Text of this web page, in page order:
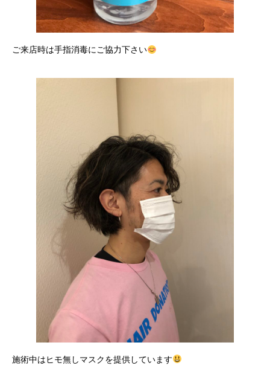
ご来店時は手指消毒にご協力下さい
施術中はヒモ無しマスクを提供しています